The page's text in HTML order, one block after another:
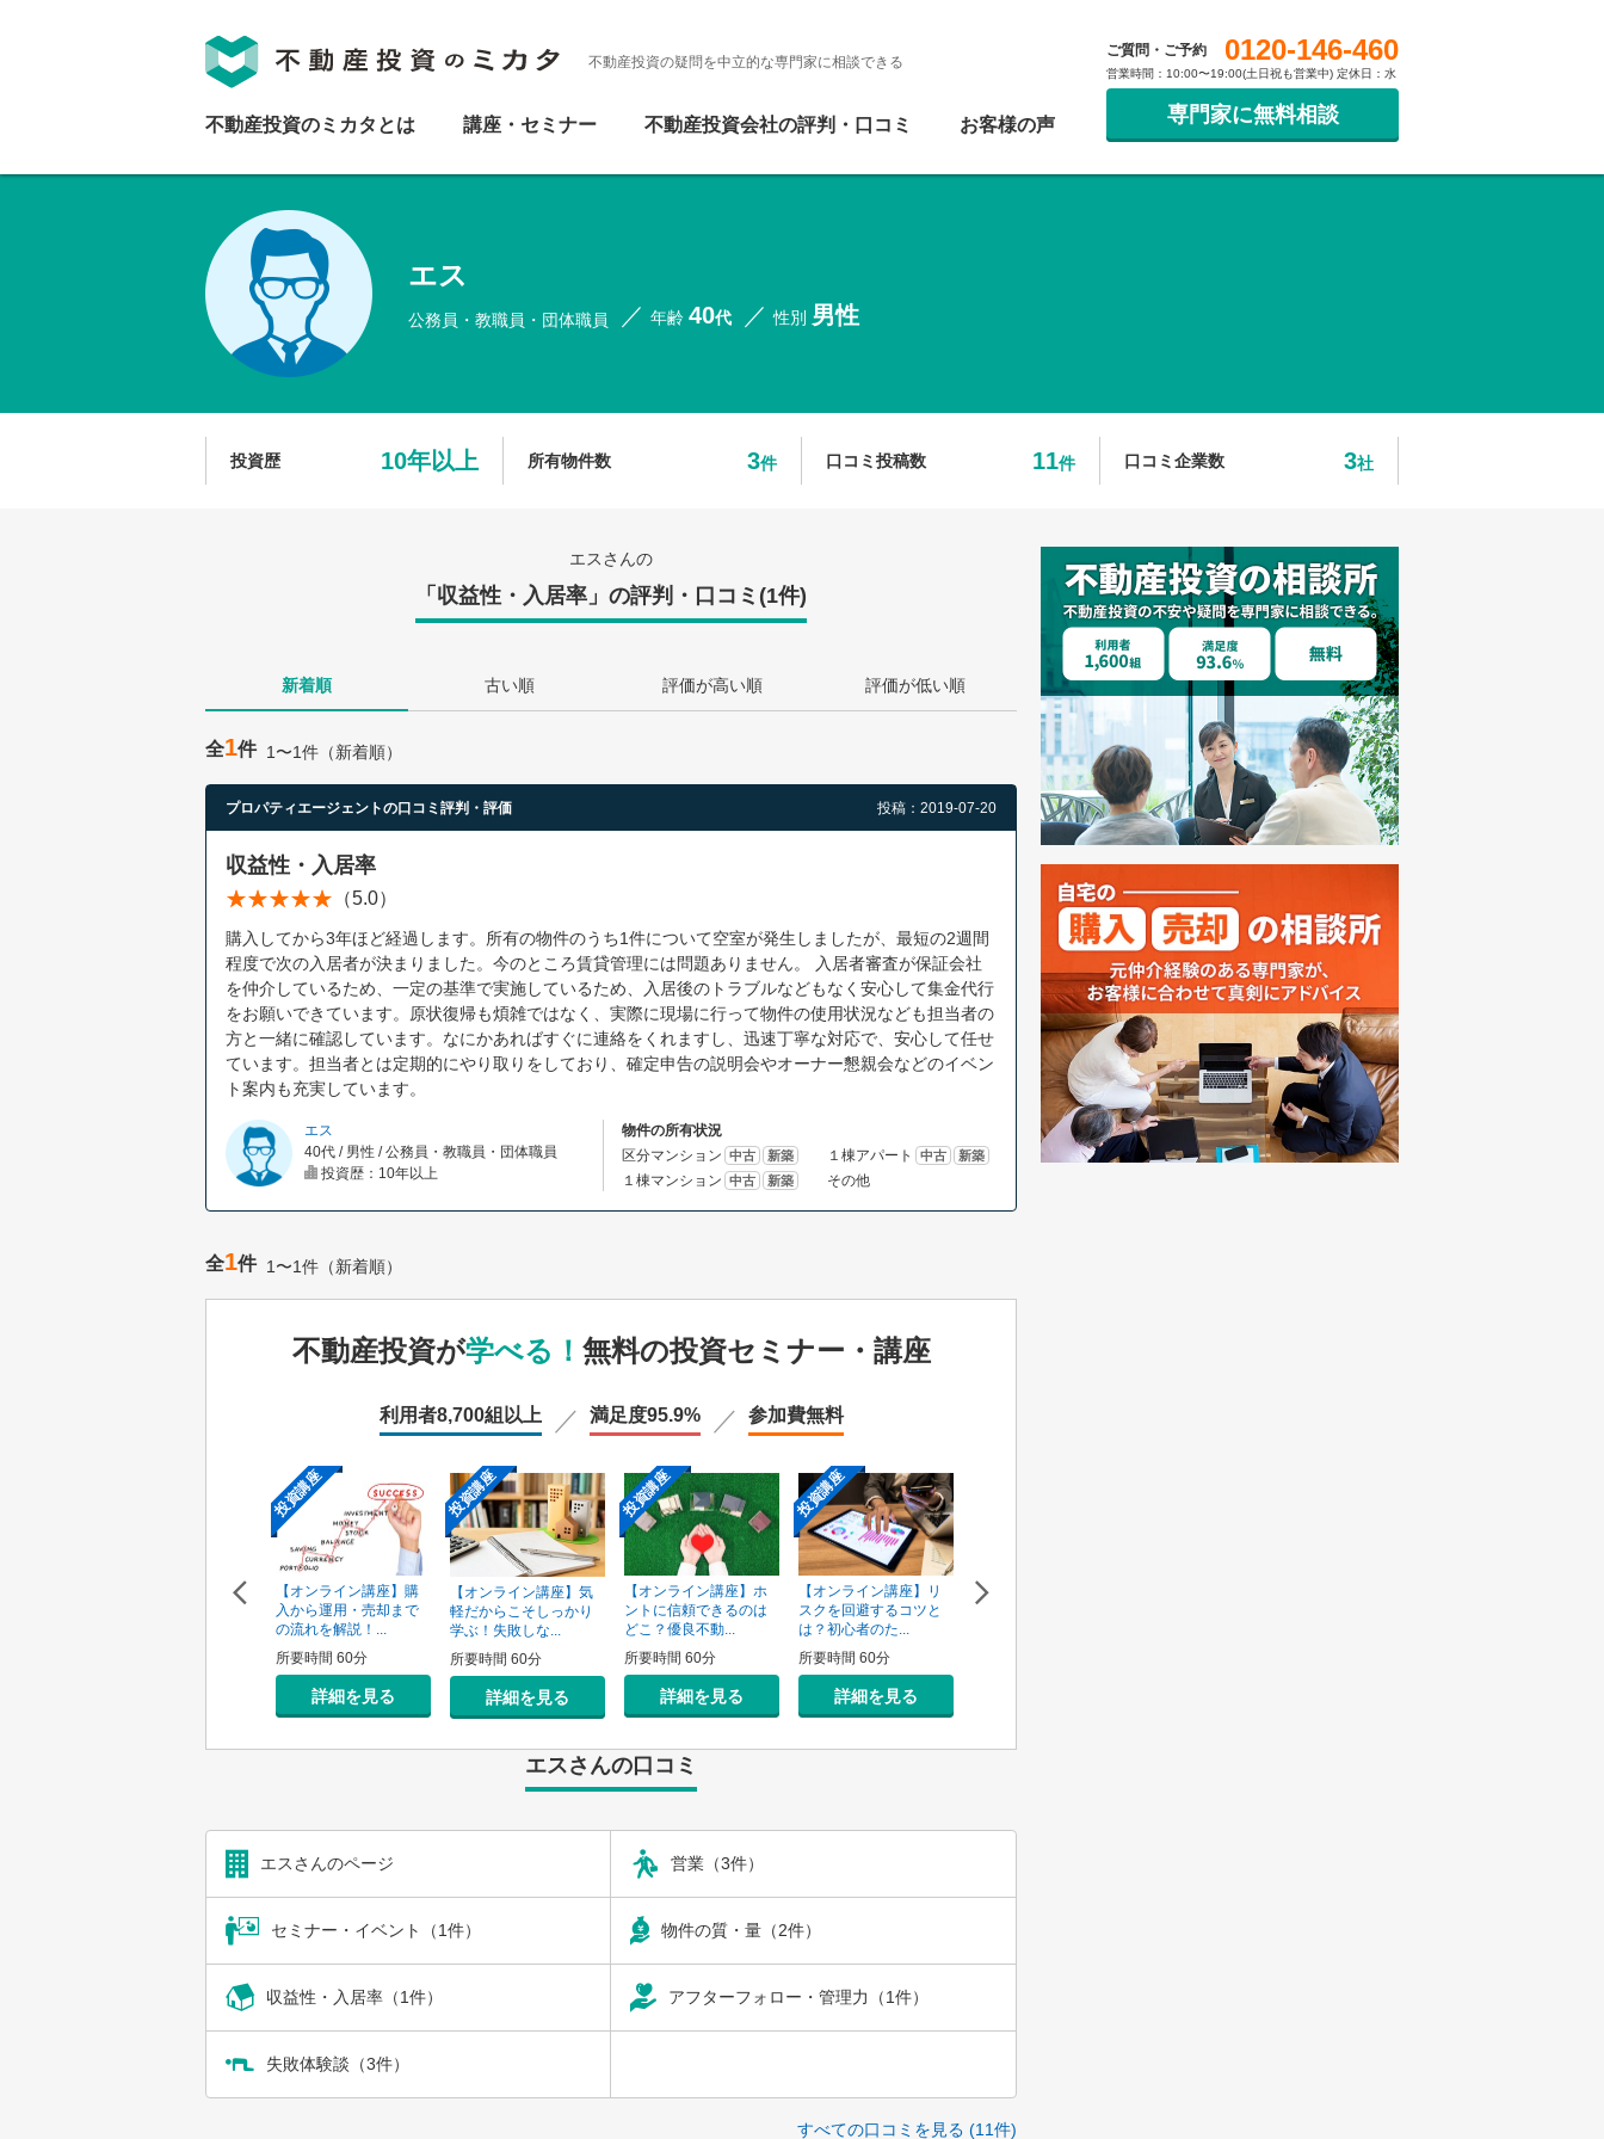
不動産投資の疑問を中立的な専門家に相談できる
不動産投資のミカタとは 講座・セミナー 不動産投資会社の評判・口コミ お客様の声 専門家に無料相談
ご質問・ご予約 0120-146-460
営業時間：10:00〜19:00(土日祝も営業中) 定休日：水
エス
公務員・教職員・団体職員 年齢 40代 性別 男性
投資歴 10年以上 所有物件数 3件 口コミ投稿数 11件 口コミ企業数 3社
エスさんの
「収益性・入居率」の評判・口コミ(1件)
新着順 古い順 評価が高い順 評価が低い順
全1件 1〜1件（新着順）
プロパティエージェントの口コミ評判・評価 投稿：2019-07-20
収益性・入居率
（5.0）
購入してから3年ほど経過します。所有の物件のうち1件について空室が発生しましたが、最短の2週間
程度で次の入居者が決まりました。今のところ賃貸管理には問題ありません。 入居者審査が保証会社
を仲介しているため、一定の基準で実施しているため、入居後のトラブルなどもなく安心して集金代行
をお願いできています。原状復帰も煩雑ではなく、実際に現場に行って物件の使用状況なども担当者の
方と一緒に確認しています。なにかあればすぐに連絡をくれますし、迅速丁寧な対応で、安心して任せ
ています。担当者とは定期的にやり取りをしており、確定申告の説明会やオーナー懇親会などのイベン
ト案内も充実しています。
エス
40代 / 男性 / 公務員・教職員・団体職員
投資歴：10年以上
物件の所有状況
区分マンション 中古 新築 １棟アパート 中古 新築
１棟マンション 中古 新築 その他
全1件 1〜1件（新着順）
不動産投資が学べる！ 無料の投資セミナー・講座
利用者8,700組以上 満足度95.9% 参加費無料
【オンライン講座】次
投資講座
【オンライン講座】購
入から運用・売却まで
の流れを解説！...
所要時間 60分
詳細を見る
投資講座
【オンライン講座】気
軽だからこそしっかり
学ぶ！失敗しな...
所要時間 60分
詳細を見る
投資講座
【オンライン講座】ホ
ントに信頼できるのは
どこ？優良不動...
所要時間 60分
詳細を見る
投資講座
【オンライン講座】リ
スクを回避するコツと
は？初心者のた...
所要時間 60分
詳細を見る
【オンライン講座】投
エスさんの口コミ
エスさんのページ 営業（3件）
セミナー・イベント（1件） 物件の質・量（2件）
収益性・入居率（1件） アフターフォロー・管理力（1件）
失敗体験談（3件）
すべての口コミを見る (11件)